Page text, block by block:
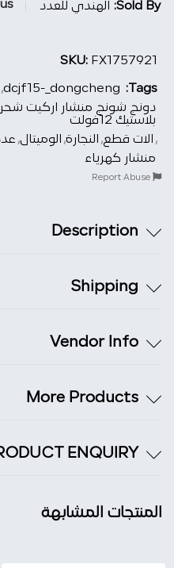
Sold By: الهندي للعدد
SKU: FX1757921
Tags:
dcjf15-_dongcheng
,
بلاستيك 12فولت
, الات قطع, النجارة, الوميتال,
منشار كهرياء
Description
Shipping
Vendor Info
More Products
ENQUIRY
المنتجات المشابهة